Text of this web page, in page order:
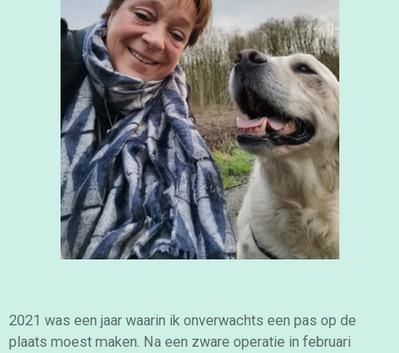
2021 was een jaar waarin ik onverwachts een pas op de
plaats moest maken. Na een zware operatie in februari